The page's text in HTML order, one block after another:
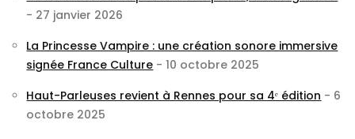
- 27 janvier 2026
La Princesse Vampire : une création sonore immersive
signée France Culture - 10 octobre 2025
Haut-Parleuses revient à Rennes pour sa 4ᵉ édition - 6
octobre 2025